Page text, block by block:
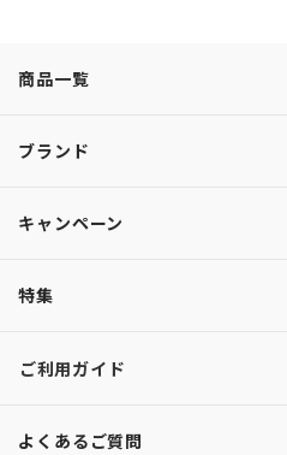
商品一覧
ブランド
キャンペーン
特集
ご利用ガイド
よくあるご質問